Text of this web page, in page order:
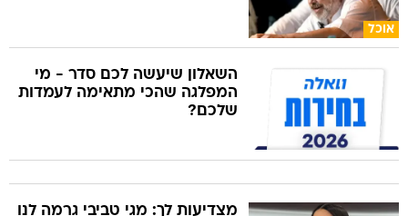
אוכל
השאלון שיעשה לכם סדר - מי
המפלגה שהכי מתאימה לעמדות
שלכם?
מצדיעות לך: מגי טביבי גרמה לנו